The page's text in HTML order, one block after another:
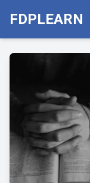
FDPLEARN